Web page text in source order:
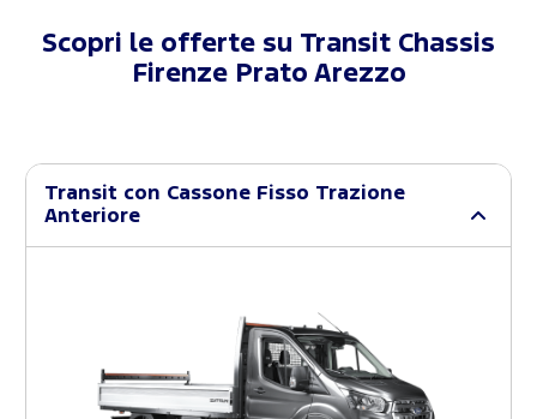
Scopri le offerte su Transit Chassis
Firenze Prato Arezzo
Transit con Cassone Fisso Trazione
Anteriore